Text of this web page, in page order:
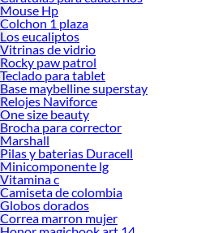
Mouse Hp
Colchon 1 plaza
Los eucaliptos
Vitrinas de vidrio
Rocky paw patrol
Teclado para tablet
Base maybelline superstay
Relojes Naviforce
One size beauty
Brocha para corrector
Marshall
Pilas y baterias Duracell
Minicomponente lg
Vitamina c
Camiseta de colombia
Globos dorados
Correa marron mujer